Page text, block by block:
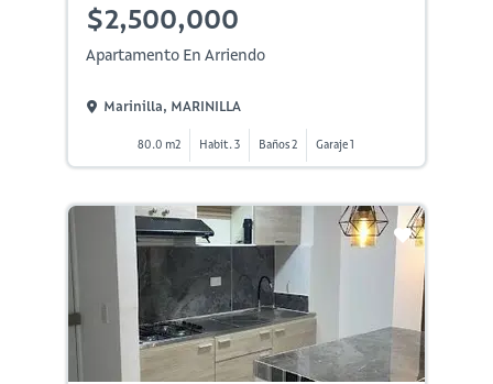
$2,500,000
Apartamento En Arriendo
Marinilla, MARINILLA
80.0 m2 Habit. 3 Baños 2 Garaje 1